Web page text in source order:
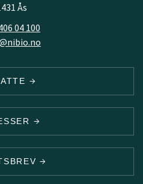
Ås
04 100